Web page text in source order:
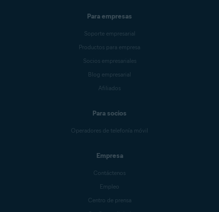
Para empresas
Soporte empresarial
Productos para empresa
Socios empresariales
Blog empresarial
Afiliados
Para socios
Operadores de telefonía móvil
Empresa
Contáctenos
Empleo
Centro de prensa